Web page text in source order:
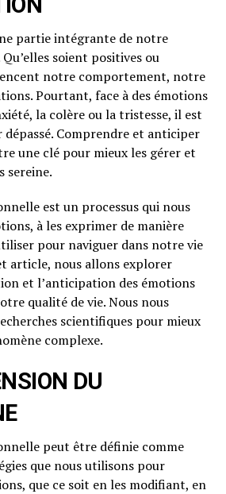
partie intégrante de notre
soient positives ou
notre comportement, notre
Pourtant, face à des émotions
la colère ou la tristesse, il est
Comprendre et anticiper
une clé pour mieux les gérer et
sereine.
est un processus qui nous
à les exprimer de manière
pour naviguer dans notre vie
article, nous allons explorer
et l’anticipation des émotions
qualité de vie. Nous nous
scientifiques pour mieux
complexe.
DU
peut être définie comme
que nous utilisons pour
que ce soit en les modifiant, en